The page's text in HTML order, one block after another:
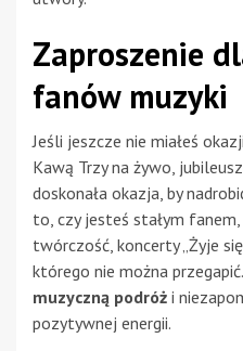
Zaproszenie
fanów muzyki
Jeśli jeszcze nie miałeś
Kawą Trzy na żywo,
doskonała okazja, by
to, czy jesteś stałym
twórczość, koncerty „Żyje
którego nie można
muzyczną podróż i
pozytywnej energii.